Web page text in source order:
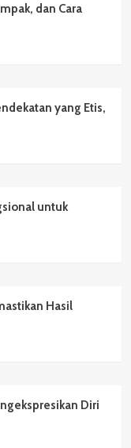
dan Cara
yang Etis,
untuk
Hasil
Diri